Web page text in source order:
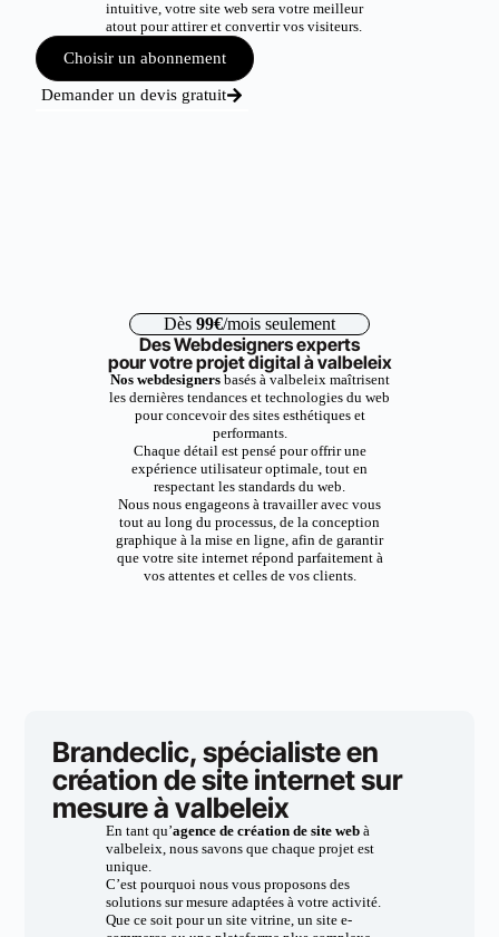
intuitive, votre site web sera votre meilleur
atout pour attirer et convertir vos visiteurs.
Choisir un abonnement
Demander un devis gratuit
Dès 99€/mois seulement
Des Webdesigners experts
pour votre projet digital à valbeleix
Nos webdesignersbasés à valbeleix maîtrisent
les dernières tendances et technologies du web
pour concevoir des sites esthétiques et
performants.
Chaque détail est pensé pour offrir une
expérience utilisateur optimale, tout en
respectant les standards du web.
Nous nous engageons à travailler avec vous
tout au long du processus, de la conception
graphique à la mise en ligne, afin de garantir
que votre site internet répond parfaitement à
vos attentes et celles de vos clients.
Brandeclic, spécialiste en
création de site internet sur
mesure à valbeleix
En tant qu’agence de création de site webà
valbeleix, nous savons que chaque projet est
unique.
C’est pourquoi nous vous proposons des
solutions sur mesure adaptées à votre activité.
Que ce soit pour un site vitrine, un site e-